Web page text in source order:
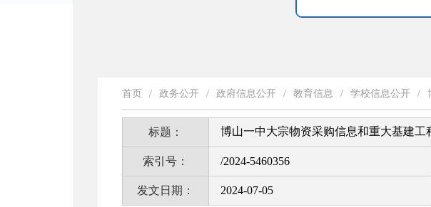
首页 / 政务公开 / 政府信息公开 / 教育信息 / 学校信息公开 /
标题： 博山一中大宗物资采购信息和重大基建工
索引号： /2024-5460356
发文日期： 2024-07-05